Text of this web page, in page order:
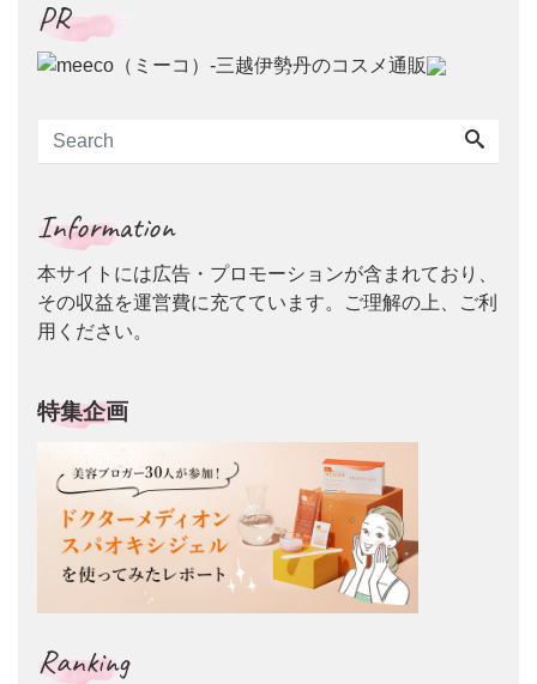
PR
Information
本サイトには広告・プロモーションが含まれており、
その収益を運営費に充てています。ご理解の上、ご利
用ください。
特集企画
Ranking